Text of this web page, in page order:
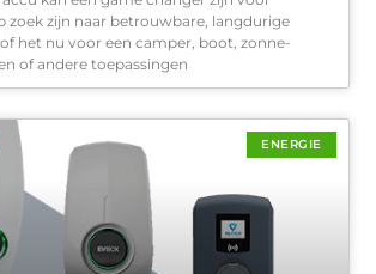
zoek zijn naar betrouwbare, langdurige
het nu voor een camper, boot, zonne-
of andere toepassingen
ENERGIE